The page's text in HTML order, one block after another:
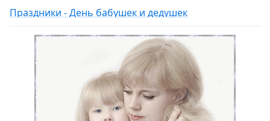
Праздники - День бабушек и дедушек